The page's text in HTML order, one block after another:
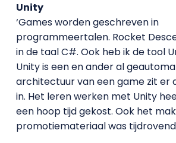
Unity
‘Games worden geschreven in
programmeertalen. Rocket
in de taal C#. Ook heb ik de tool
Unity is een en ander al
architectuur van een game zit er
in. Het leren werken met Unity
een hoop tijd gekost. Ook het
promotiemateriaal was